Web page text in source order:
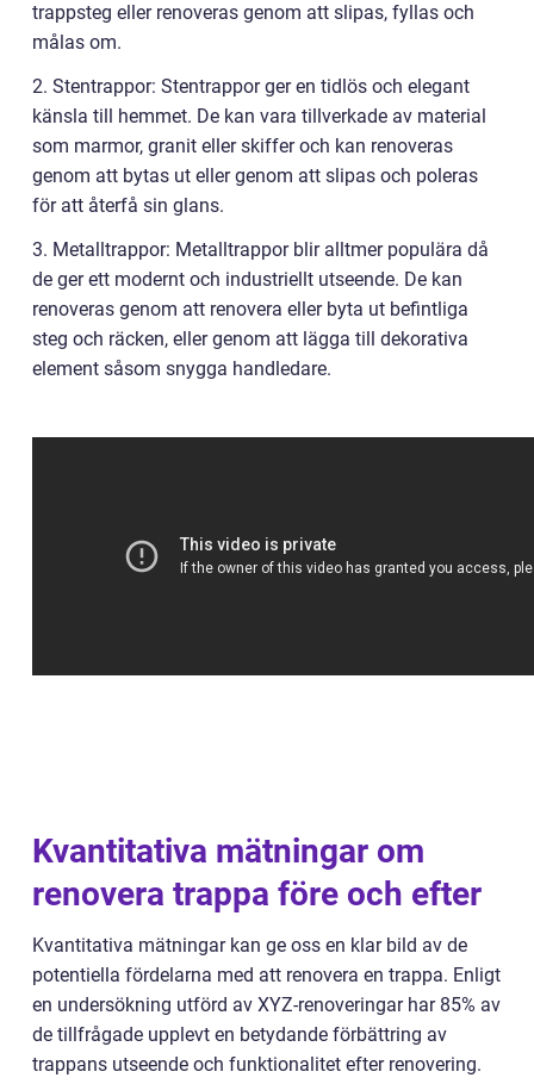
trappsteg eller renoveras genom att slipas, fyllas och
målas om.
2. Stentrappor: Stentrappor ger en tidlös och elegant
känsla till hemmet. De kan vara tillverkade av material
som marmor, granit eller skiffer och kan renoveras
genom att bytas ut eller genom att slipas och poleras
för att återfå sin glans.
3. Metalltrappor: Metalltrappor blir alltmer populära då
de ger ett modernt och industriellt utseende. De kan
renoveras genom att renovera eller byta ut befintliga
steg och räcken, eller genom att lägga till dekorativa
element såsom snygga handledare.
Kvantitativa mätningar om
renovera trappa före och efter
Kvantitativa mätningar kan ge oss en klar bild av de
potentiella fördelarna med att renovera en trappa. Enligt
en undersökning utförd av XYZ-renoveringar har 85% av
de tillfrågade upplevt en betydande förbättring av
trappans utseende och funktionalitet efter renovering.